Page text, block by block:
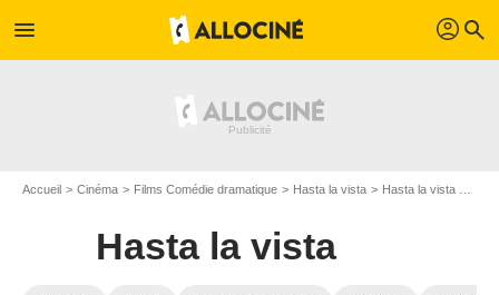
menu profil search
Accueil Cinéma Films Comédie dramatique Hasta la vista Hasta la vista en Blu Ray
Hasta la vista